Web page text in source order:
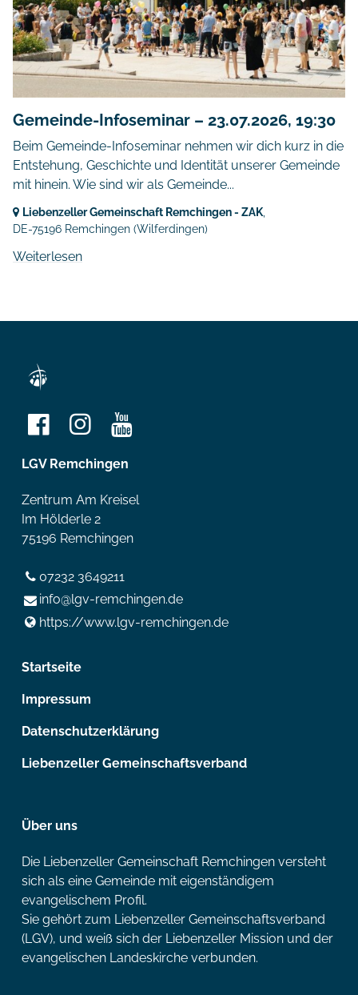
Gemeinde-Infoseminar – 23.07.2026, 19:30
Beim Gemeinde-Infoseminar nehmen wir dich kurz in die
Entstehung, Geschichte und Identität unserer Gemeinde
mit hinein. Wie sind wir als Gemeinde...
Liebenzeller Gemeinschaft Remchingen - ZAK
DE-75196 Remchingen (Wilferdingen)
Weiterlesen
LGV Remchingen
Zentrum Am Kreisel
Im Hölderle 2
75196 Remchingen
07232 3649211
info@​lgv-remchingen.​de
https://www.​lgv-remchingen.​de
Startseite
Impressum
Datenschutzerklärung
Liebenzeller Gemeinschaftsverband
Über uns
Die Liebenzeller Gemeinschaft Remchingen versteht
sich als eine Gemeinde mit eigenständigem
evangelischem Profil.
Sie gehört zum Liebenzeller Gemeinschaftsverband
(LGV), und weiß sich der Liebenzeller Mission und der
evangelischen Landeskirche verbunden.